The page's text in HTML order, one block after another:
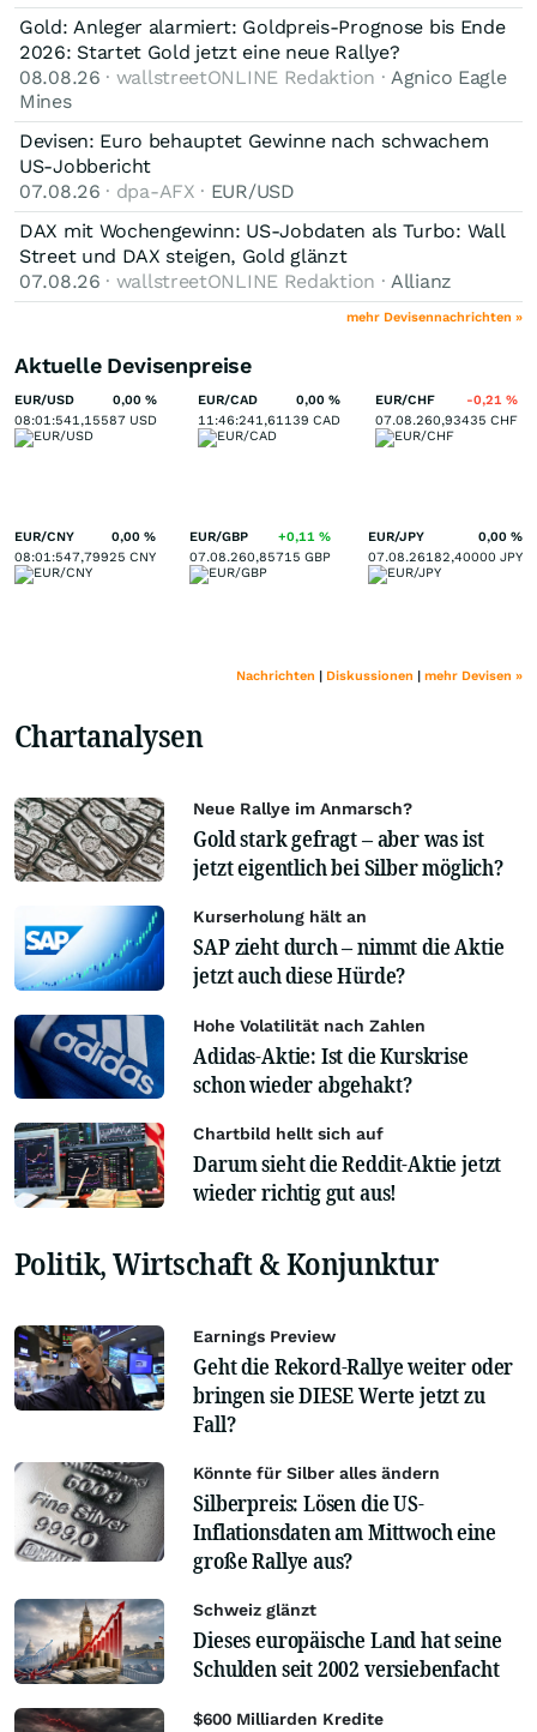
Gold: Anleger alarmiert: Goldpreis-Prognose bis Ende
2026: Startet Gold jetzt eine neue Rallye?
08.08.26 · wallstreetONLINE Redaktion · Agnico Eagle
Mines
Devisen: Euro behauptet Gewinne nach schwachem
US-Jobbericht
07.08.26 · dpa-AFX · EUR/USD
DAX mit Wochengewinn: US-Jobdaten als Turbo: Wall
Street und DAX steigen, Gold glänzt
07.08.26 · wallstreetONLINE Redaktion · Allianz
mehr Devisennachrichten »
Aktuelle Devisenpreise
EUR/USD 0,00 %
08:01:541,15587 USD
EUR/CAD 0,00 %
11:46:241,61139 CAD
EUR/CHF -0,21 %
07.08.260,93435 CHF
EUR/CNY 0,00 %
08:01:547,79925 CNY
EUR/GBP +0,11 %
07.08.260,85715 GBP
EUR/JPY 0,00 %
07.08.26182,40000 JPY
Nachrichten | Diskussionen | mehr Devisen »
Chartanalysen
Neue Rallye im Anmarsch?
Gold stark gefragt – aber was ist
jetzt eigentlich bei Silber möglich?
Kurserholung hält an
SAP zieht durch – nimmt die Aktie
jetzt auch diese Hürde?
Hohe Volatilität nach Zahlen
Adidas-Aktie: Ist die Kurskrise
schon wieder abgehakt?
Chartbild hellt sich auf
Darum sieht die Reddit-Aktie jetzt
wieder richtig gut aus!
Politik, Wirtschaft & Konjunktur
Earnings Preview
Geht die Rekord-Rallye weiter oder
bringen sie DIESE Werte jetzt zu
Fall?
Könnte für Silber alles ändern
Silberpreis: Lösen die US-
Inflationsdaten am Mittwoch eine
große Rallye aus?
Schweiz glänzt
Dieses europäische Land hat seine
Schulden seit 2002 versiebenfacht
$600 Milliarden Kredite